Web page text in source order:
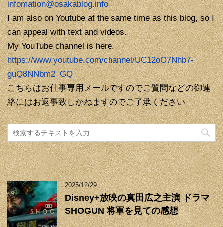
infomation@osakablog.info
I am also on Youtube at the same time as this blog, so I
can appeal with text and videos.
My YouTube channel is here.
https://www.youtube.com/channel/UC12oO7Nhb7-
guQ8NNbm2_GQ
こちらはお仕事専用メールですのでご質問などの御連
絡にはお返事致しかねますのでご了承ください
2025/12/29
Disney+放映の真田広之主演 ドラマ
SHOGUN 将軍を見ての感想